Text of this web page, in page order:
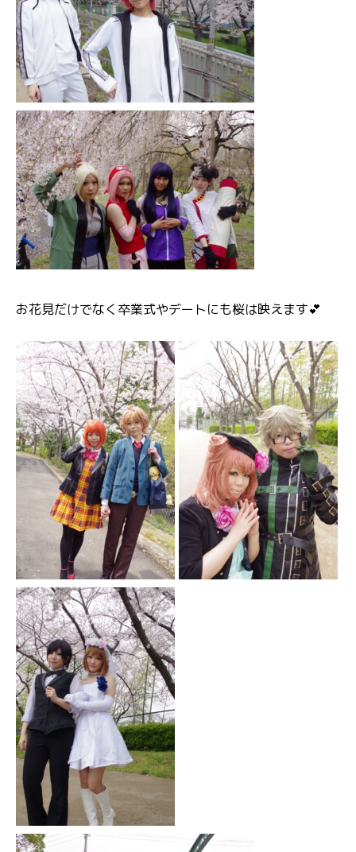
お花見だけでなく卒業式やデートにも桜は映えます💕